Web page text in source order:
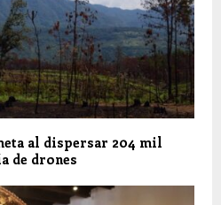
al dispersar 204 mil
de drones